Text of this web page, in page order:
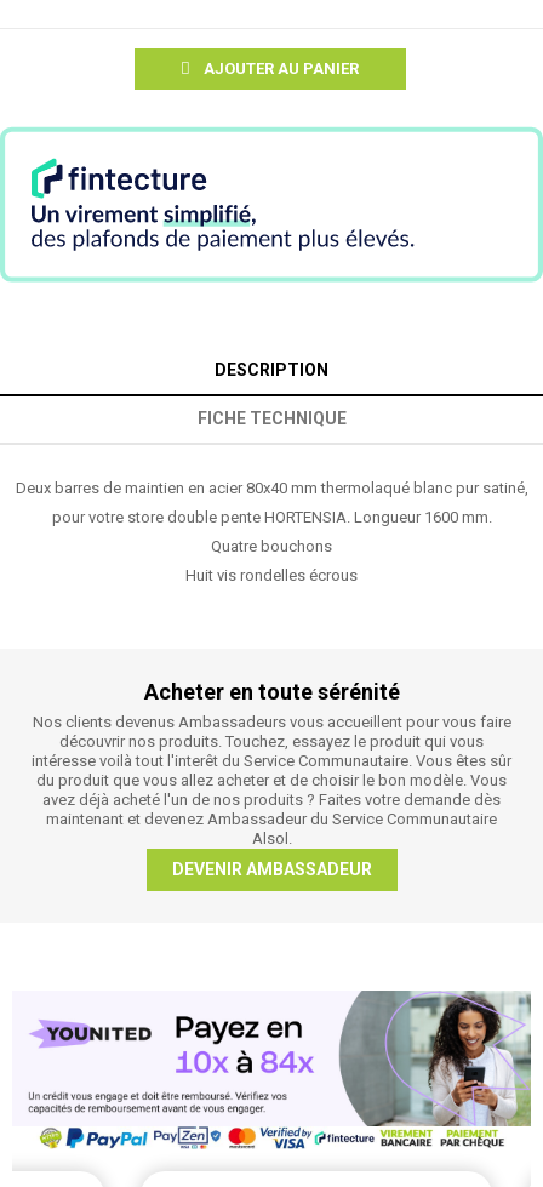
AJOUTER AU PANIER
DESCRIPTION
FICHE TECHNIQUE
Deux barres de maintien en acier 80x40 mm thermolaqué blanc pur satiné,
pour votre store double pente HORTENSIA. Longueur 1600 mm.
Quatre bouchons
Huit vis rondelles écrous
Acheter en toute sérénité
Nos clients devenus Ambassadeurs vous accueillent pour vous faire
découvrir nos produits. Touchez, essayez le produit qui vous
intéresse voilà tout l'interêt du Service Communautaire. Vous êtes sûr
du produit que vous allez acheter et de choisir le bon modèle. Vous
avez déjà acheté l'un de nos produits ? Faites votre demande dès
maintenant et devenez Ambassadeur du Service Communautaire
Alsol.
DEVENIR AMBASSADEUR